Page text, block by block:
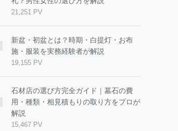
21,251 PV
新盆・初盆とは？時期・白提灯・お布
施・服装を実務経験者が解説
19,155 PV
石材店の選び方完全ガイド｜墓石の費
用・種類・相見積もりの取り方をプロが
解説
15,467 PV